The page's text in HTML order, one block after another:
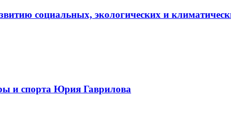
социальных, экологических и
и спорта Юрия Гаврилова